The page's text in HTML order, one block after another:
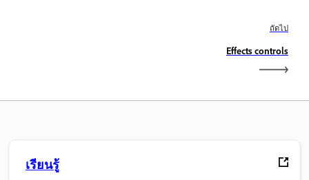
ถัดไป
Effects controls
เรียนรู้